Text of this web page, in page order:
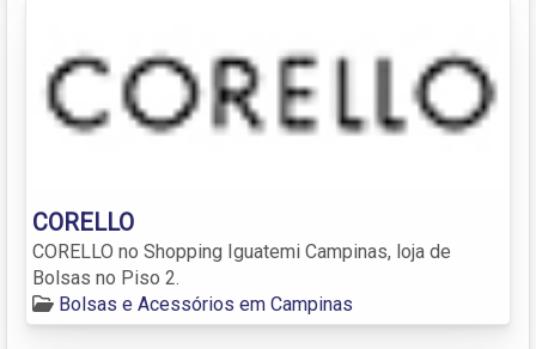
CORELLO
CORELLO no Shopping Iguatemi Campinas, loja de
Bolsas no Piso 2.
Bolsas e Acessórios em Campinas